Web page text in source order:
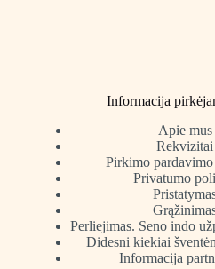
Informacija
Apie mus
Rekvizitai
Pirkimo
Privatumo
Perliejimas. Seno indo
Didesni kiekiai
Informacija